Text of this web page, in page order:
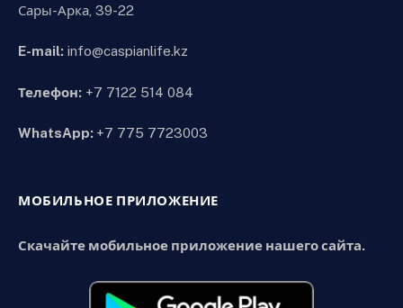
Сары-Арка, 39-22
E-mail: info@caspianlife.kz
Телефон: +7 7122 514 084
WhatsApp: +7 775 7723003
МОБИЛЬНОЕ ПРИЛОЖЕНИЕ
Скачайте мобильное приложение нашего сайта.